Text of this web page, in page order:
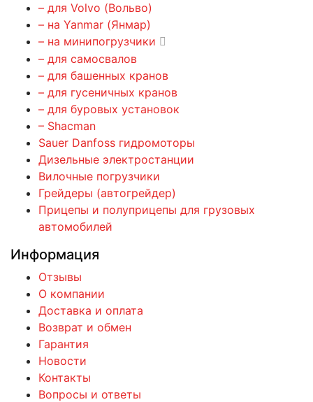
– для Volvo (Вольво)
– на Yanmar (Янмар)
– на минипогрузчики
– для самосвалов
– для башенных кранов
– для гусеничных кранов
– для буровых установок
– Shacman
Sauer Danfoss гидромоторы
Дизельные электростанции
Вилочные погрузчики
Грейдеры (автогрейдер)
Прицепы и полуприцепы для грузовых
автомобилей
Информация
Отзывы
О компании
Доставка и оплата
Возврат и обмен
Гарантия
Новости
Контакты
Вопросы и ответы